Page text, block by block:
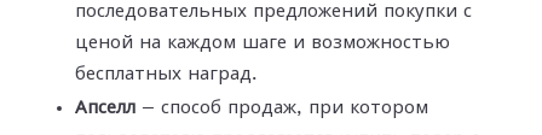
последовательных предложений покупки с
ценой на каждом шаге и возможностью
бесплатных наград.
Апселл — способ продаж, при котором